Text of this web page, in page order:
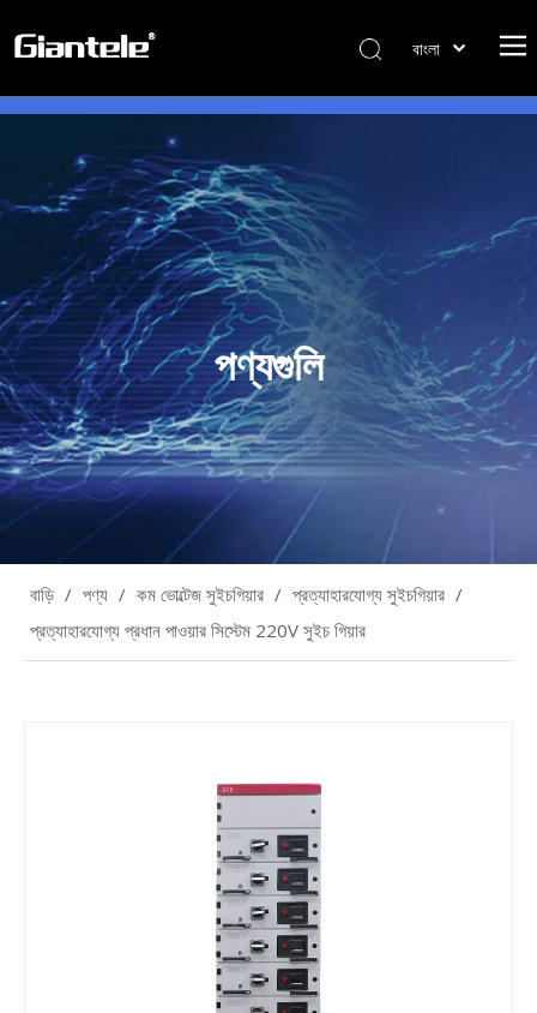
বাংলা
Tiếng Việt
Pусский
العربية
简体中文
English
পণ্যগুলি
বাড়ি / পণ্য / কম ভোল্টেজ সুইচগিয়ার / প্রত্যাহারযোগ্য সুইচগিয়ার /
প্রত্যাহারযোগ্য প্রধান পাওয়ার সিস্টেম 220V সুইচ গিয়ার